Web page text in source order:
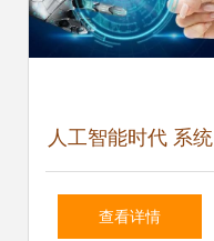
人工智能时代 系统
集成服务催生的新
查看详情